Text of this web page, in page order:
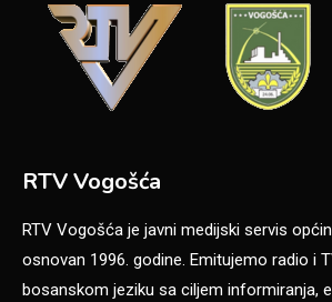
RTV Vogošća
RTV Vogošća je javni medijski servis
osnovan 1996. godine. Emitujemo radio i
bosanskom jeziku sa ciljem informiranja,